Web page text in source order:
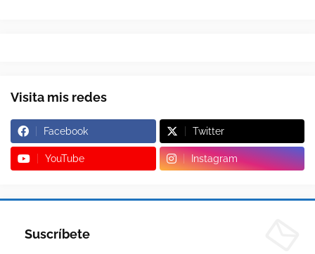
Visita mis redes
Facebook Twitter
YouTube Instagram
Suscríbete